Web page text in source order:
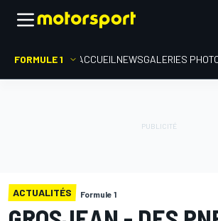
FORMULE 1 ACCUEIL NEWSGALERIES
ACTUALITÉS Formule 1